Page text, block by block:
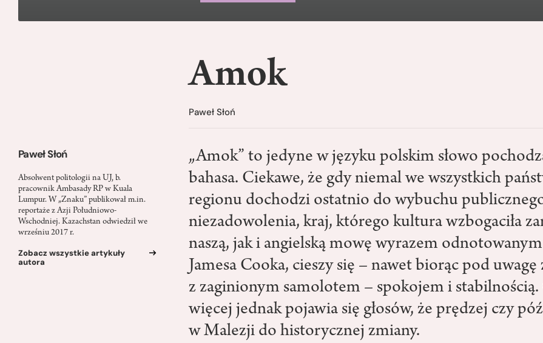
Paweł Słoń
Absolwent politologii na UJ, b.
pracownik Ambasady RP w Kuala
Lumpur. W „Znaku” publikował m.in.
reportaże z Azji Południowo-
Wschodniej. Kazachstan odwiedził we
wrześniu 2017 r.
Zobacz wszystkie artykuły
autora
Amok
Paweł Słoń
„Amok” to jedyne w języku polskim słowo
bahasa. Ciekawe, że gdy niemal we wszystkich
regionu dochodzi ostatnio do wybuchu
niezadowolenia, kraj, którego kultura wzbogaciła
naszą, jak i angielską mowę wyrazem
Jamesa Cooka, cieszy się – nawet biorąc pod uwagę
z zaginionym samolotem – spokojem i stabilnością.
więcej jednak pojawia się głosów, że prędzej czy
w Malezji do historycznej zmiany.